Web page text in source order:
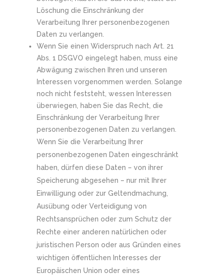
Löschung die Einschränkung der
Verarbeitung Ihrer personenbezogenen
Daten zu verlangen.
Wenn Sie einen Widerspruch nach Art. 21
Abs. 1 DSGVO eingelegt haben, muss eine
Abwägung zwischen Ihren und unseren
Interessen vorgenommen werden. Solange
noch nicht feststeht, wessen Interessen
überwiegen, haben Sie das Recht, die
Einschränkung der Verarbeitung Ihrer
personenbezogenen Daten zu verlangen.
Wenn Sie die Verarbeitung Ihrer
personenbezogenen Daten eingeschränkt
haben, dürfen diese Daten – von ihrer
Speicherung abgesehen – nur mit Ihrer
Einwilligung oder zur Geltendmachung,
Ausübung oder Verteidigung von
Rechtsansprüchen oder zum Schutz der
Rechte einer anderen natürlichen oder
juristischen Person oder aus Gründen eines
wichtigen öffentlichen Interesses der
Europäischen Union oder eines